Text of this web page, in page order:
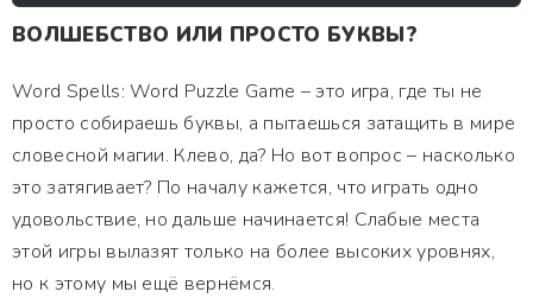
ВОЛШЕБСТВО ИЛИ ПРОСТО БУКВЫ?
Word Spells: Word Puzzle Game – это игра, где ты не
просто собираешь буквы, а пытаешься затащить в мире
словесной магии. Клево, да? Но вот вопрос – насколько
это затягивает? По началу кажется, что играть одно
удовольствие, но дальше начинается! Слабые места
этой игры вылазят только на более высоких уровнях,
но к этому мы ещё вернёмся.